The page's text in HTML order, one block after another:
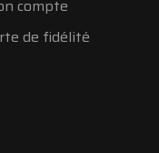
compte
de fidélité